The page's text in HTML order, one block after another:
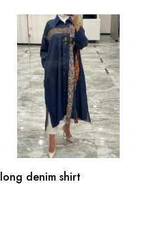
long denim shirt